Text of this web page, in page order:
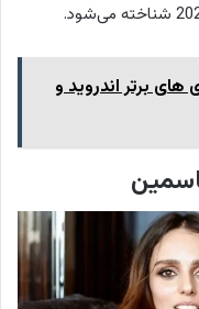
20 تا از بازی های برتر اندروید و